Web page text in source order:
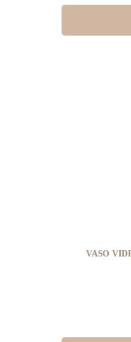
VASO